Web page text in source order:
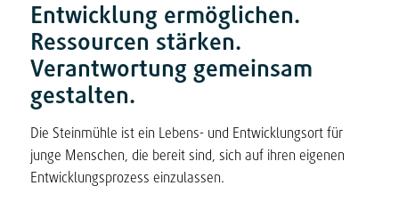
Entwicklung ermöglichen.
Ressourcen stärken.
Verantwortung gemeinsam
gestalten.
Die Steinmühle ist ein Lebens- und Entwicklungsort für
junge Menschen, die bereit sind, sich auf ihren eigenen
Entwicklungsprozess einzulassen.